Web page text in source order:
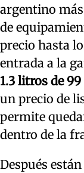
argentino
de
precio hasta
entrada a la
1.3 litros de 99
un precio de
permite
dentro de la
Después están